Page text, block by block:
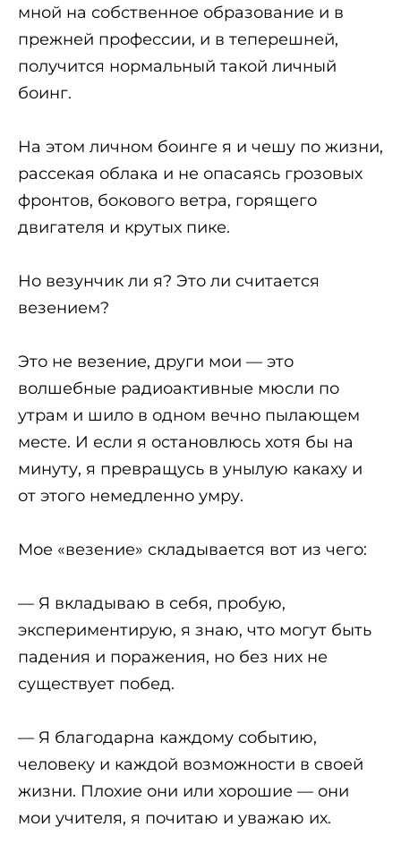
мной на собственное образование и в
прежней профессии, и в теперешней,
получится нормальный такой личный
боинг.
На этом личном боинге я и чешу по жизни,
рассекая облака и не опасаясь грозовых
фронтов, бокового ветра, горящего
двигателя и крутых пике.
Но везунчик ли я? Это ли считается
везением?
Это не везение, други мои — это
волшебные радиоактивные мюсли по
утрам и шило в одном вечно пылающем
месте. И если я остановлюсь хотя бы на
минуту, я превращусь в унылую какаху и
от этого немедленно умру.
Мое «везение» складывается вот из чего:
— Я вкладываю в себя, пробую,
экспериментирую, я знаю, что могут быть
падения и поражения, но без них не
существует побед.
— Я благодарна каждому событию,
человеку и каждой возможности в своей
жизни. Плохие они или хорошие — они
мои учителя, я почитаю и уважаю их.